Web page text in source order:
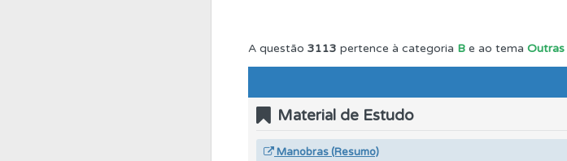
Deve fazer o teste que recomendamos para
Questões Consulte aqui todas as questões que
A questão 3113 pertence à categoria B e ao tema Outras
Material de Estudo
Manobras (Resumo)